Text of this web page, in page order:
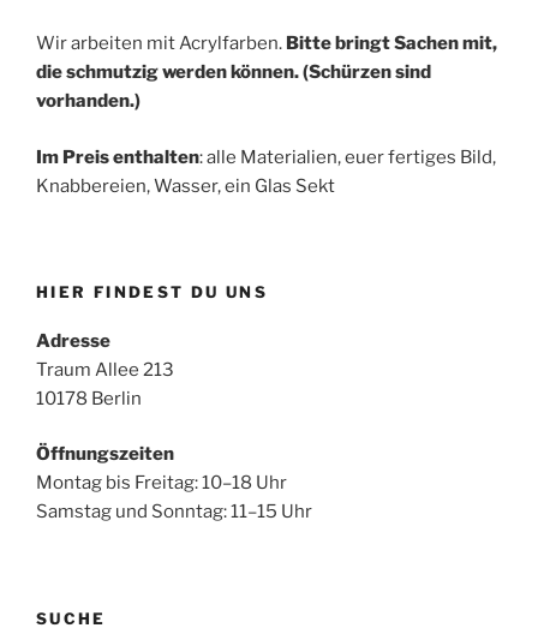
Wir arbeiten mit Acrylfarben. Bitte bringt Sachen mit,
die schmutzig werden können. (Schürzen sind
vorhanden.)
Im Preis enthalten:alle Materialien, euer fertiges Bild,
Knabbereien, Wasser, ein Glas Sekt
HIER FINDEST DU UNS
Adresse
Traum Allee 213
10178 Berlin
Öffnungszeiten
Montag bis Freitag: 10–18 Uhr
Samstag und Sonntag: 11–15 Uhr
SUCHE